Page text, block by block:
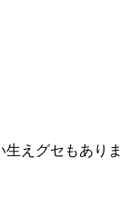
えグセもありま